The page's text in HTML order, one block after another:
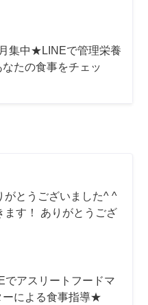
集中★LINEで管理栄養
たの食事をチェッ
がとうございました^ ^
ます！ ありがとうござ
アスリートフードマ
ーによる食事指導★